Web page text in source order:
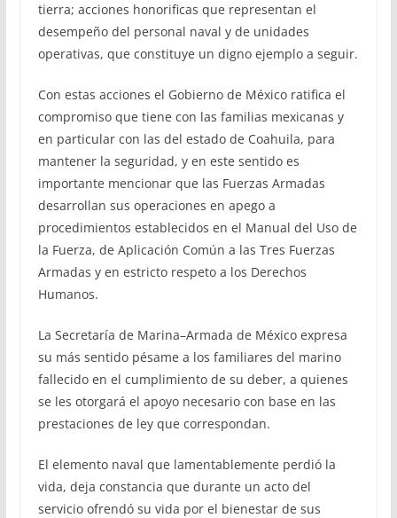
tierra; acciones honorificas que representan el
desempeño del personal naval y de unidades
operativas, que constituye un digno ejemplo a seguir.
Con estas acciones el Gobierno de México ratifica el
compromiso que tiene con las familias mexicanas y
en particular con las del estado de Coahuila, para
mantener la seguridad, y en este sentido es
importante mencionar que las Fuerzas Armadas
desarrollan sus operaciones en apego a
procedimientos establecidos en el Manual del Uso de
la Fuerza, de Aplicación Común a las Tres Fuerzas
Armadas y en estricto respeto a los Derechos
Humanos.
La Secretaría de Marina–Armada de México expresa
su más sentido pésame a los familiares del marino
fallecido en el cumplimiento de su deber, a quienes
se les otorgará el apoyo necesario con base en las
prestaciones de ley que correspondan.
El elemento naval que lamentablemente perdió la
vida, deja constancia que durante un acto del
servicio ofrendó su vida por el bienestar de sus